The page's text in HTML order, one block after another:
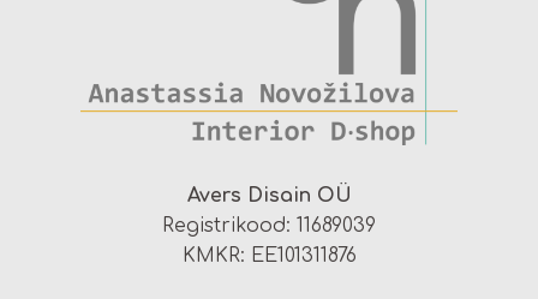
Avers Disain OÜ
Registrikood: 11689039
KMKR: EE101311876